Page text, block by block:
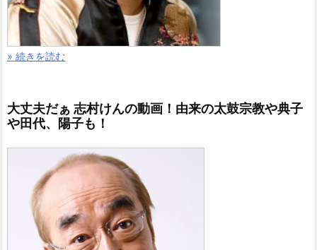
» 続きを読む
大丈夫だぁ 志村けんの動画！由来の太鼓宗教や典子
や田代、陽子も！